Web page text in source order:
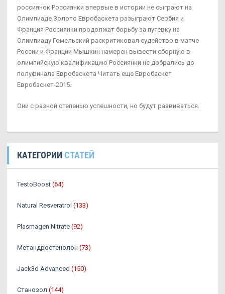
россиянок Россиянки впервые в истории не сыграют на
Олимпиаде Золото Евробаскета разыграют Сербия и
Франция Россиянки продолжат борьбу за путевку на
Олимпиаду Гомельский раскритиковал судейство в матче
России и Франции Мышкин намерен вывести сборную в
олимпийскую квалификацию Россиянки не добрались до
полуфинала Евробаскета Читать еще Евробаскет
Евробаскет-2015.
Они с разной степенью успешности, но будут развиваться.
КАТЕГОРИИ СТАТЕЙ
TestoBoost (64)
Natural Resveratrol (133)
Plasmagen Nitrate (92)
Метандростенолон (73)
Jack3d Advanced (150)
Станозол (144)